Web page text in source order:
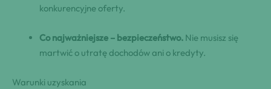
konkurencyjne oferty.
Co najważniejsze – bezpieczeństwo. Nie musisz się
martwić o utratę dochodów ani o kredyty.
Warunki uzyskania